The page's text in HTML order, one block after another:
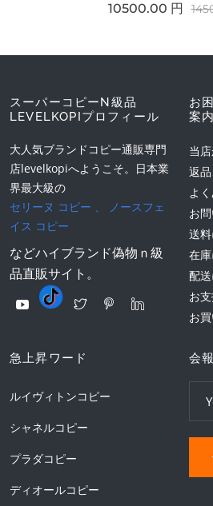
10500.00 円
スーパーコピーN級品
LEVELKOPIプロフィール
大人気ブランドコピー通販専門
店levelkopiへようこそ。日本業
界最大級の
セリーヌ コピー 、
ノースフェ
イス コピー
などハイブランド偽物ｎ級
品直販サイト。
お
案内
当
返
よ
お
送
在
配
お
お
急上昇ワード
ルイヴィトンコピー
シャネルコピー
プラダコピー
ディオールコピー
会報